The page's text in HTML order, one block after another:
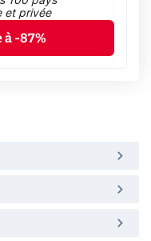
et privée
-87%